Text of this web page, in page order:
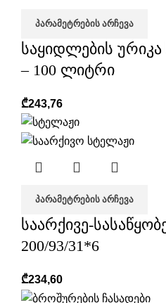
ᲞᲐᲠᲐᲛᲔᲢᲠᲔᲑᲘᲡ ᲐᲠᲩᲔᲕᲐ
საყიდლების ურიკა
– 100 ლიტრი
₾243,76
ᲞᲐᲠᲐᲛᲔᲢᲠᲔᲑᲘᲡ ᲐᲠᲩᲔᲕᲐ
საარქივე-
200/93/31*6
₾234,60